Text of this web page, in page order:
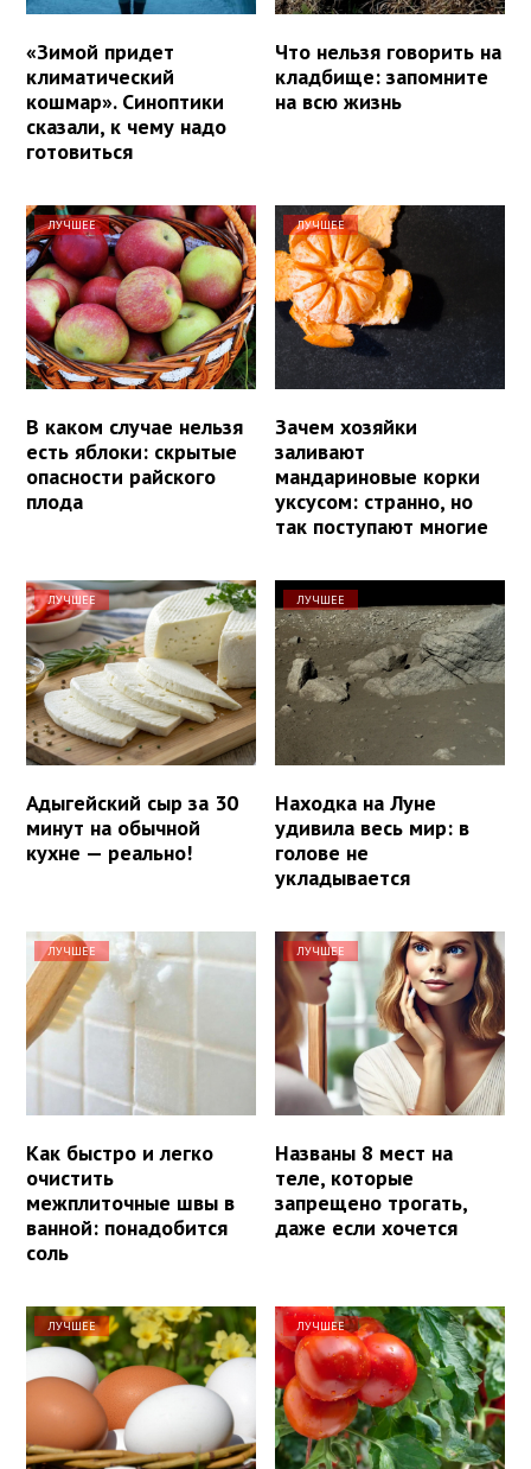
«Зимой придет
климатический
кошмар». Синоптики
сказали, к чему надо
готовиться
Что нельзя говорить на
кладбище: запомните
на всю жизнь
ЛУЧШЕЕ
В каком случае нельзя
есть яблоки: скрытые
опасности райского
плода
ЛУЧШЕЕ
Зачем хозяйки
заливают
мандариновые корки
уксусом: странно, но
так поступают многие
ЛУЧШЕЕ
Адыгейский сыр за 30
минут на обычной
кухне — реально!
ЛУЧШЕЕ
Находка на Луне
удивила весь мир: в
голове не
укладывается
ЛУЧШЕЕ
Как быстро и легко
очистить
межплиточные швы в
ванной: понадобится
соль
ЛУЧШЕЕ
Названы 8 мест на
теле, которые
запрещено трогать,
даже если хочется
ЛУЧШЕЕ ЛУЧШЕЕ